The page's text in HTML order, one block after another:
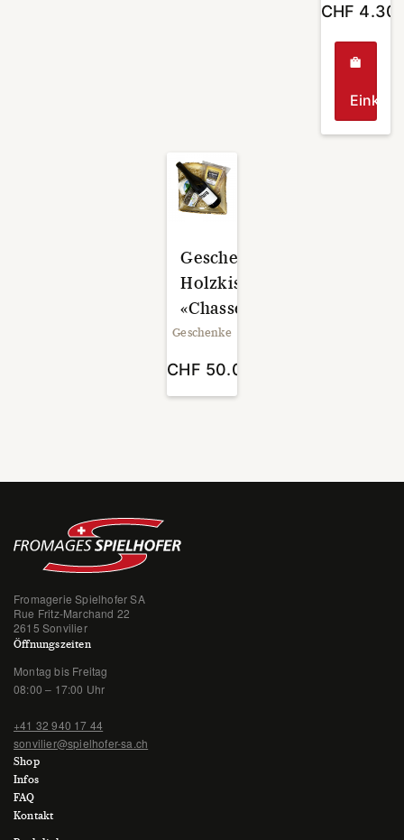
CHF 4.30
Geschenk-
Holzkistchen
«Chasseral»
Geschenke
CHF 50.00
Fromagerie Spielhofer SA
Rue Fritz-Marchand 22
2615 Sonvilier
Öffnungszeiten
Montag bis Freitag
08:00 – 17:00 Uhr
+41 32 940 17 44
sonvilier@spielhofer-sa.ch
Shop
Infos
FAQ
Kontakt